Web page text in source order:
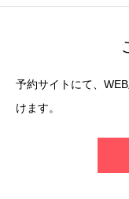
予約サイトにて、
けます。